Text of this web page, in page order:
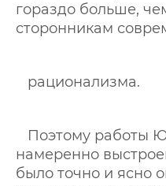
гораздо больше,
сторонникам
рационализма.
Поэтому работы
намеренно
было точно и ясно